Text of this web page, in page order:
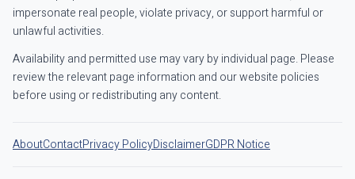
impersonate real people, violate privacy, or support harmful or
unlawful activities.
Availability and permitted use may vary by individual page. Please
review the relevant page information and our website policies
before using or redistributing any content.
AboutContactPrivacy PolicyDisclaimerGDPR Notice